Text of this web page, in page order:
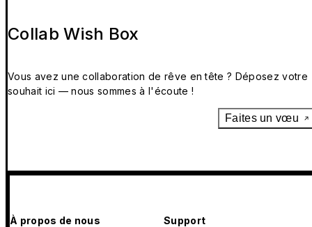
Collab Wish Box
Vous avez une collaboration de rêve en tête ? Déposez votre
souhait ici — nous sommes à l'écoute !
Faites un vœu
À propos de nous Support